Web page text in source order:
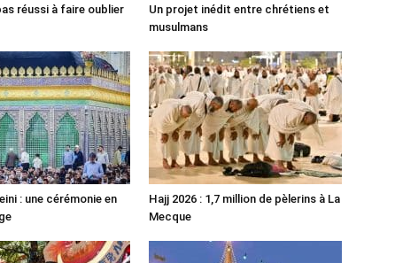
réussi à faire oublier
Un projet inédit entre chrétiens et
musulmans
: une cérémonie en
Hajj 2026 : 1,7 million de pèlerins à La
Mecque